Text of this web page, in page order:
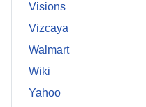
Visions
Vizcaya
Walmart
Wiki
Yahoo